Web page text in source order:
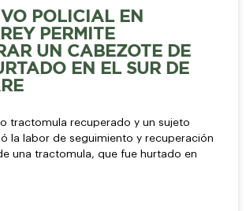
POLICIAL EN
PERMITE
UN CABEZOTE DE
EN EL SUR DE
tractomula recuperado y un sujeto
la labor de seguimiento y recuperación
una tractomula, que fue hurtado en